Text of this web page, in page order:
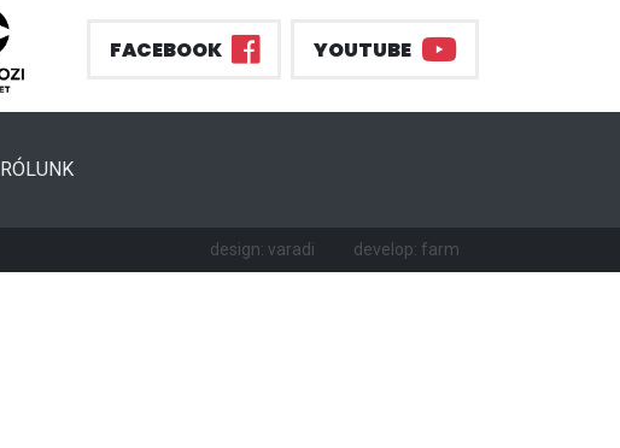
FACEBOOK YOUTUBE
RÓLUNK
design: varadi develop: farm